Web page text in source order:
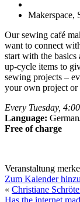
Makerspace,
Our sewing café
want to connect
start with the
up-cycle items to
sewing projects –
your own project or
Every Tuesday,
Language:
Free of charge
Veranstaltung
Zum Kalender
« Christiane
Has the internet